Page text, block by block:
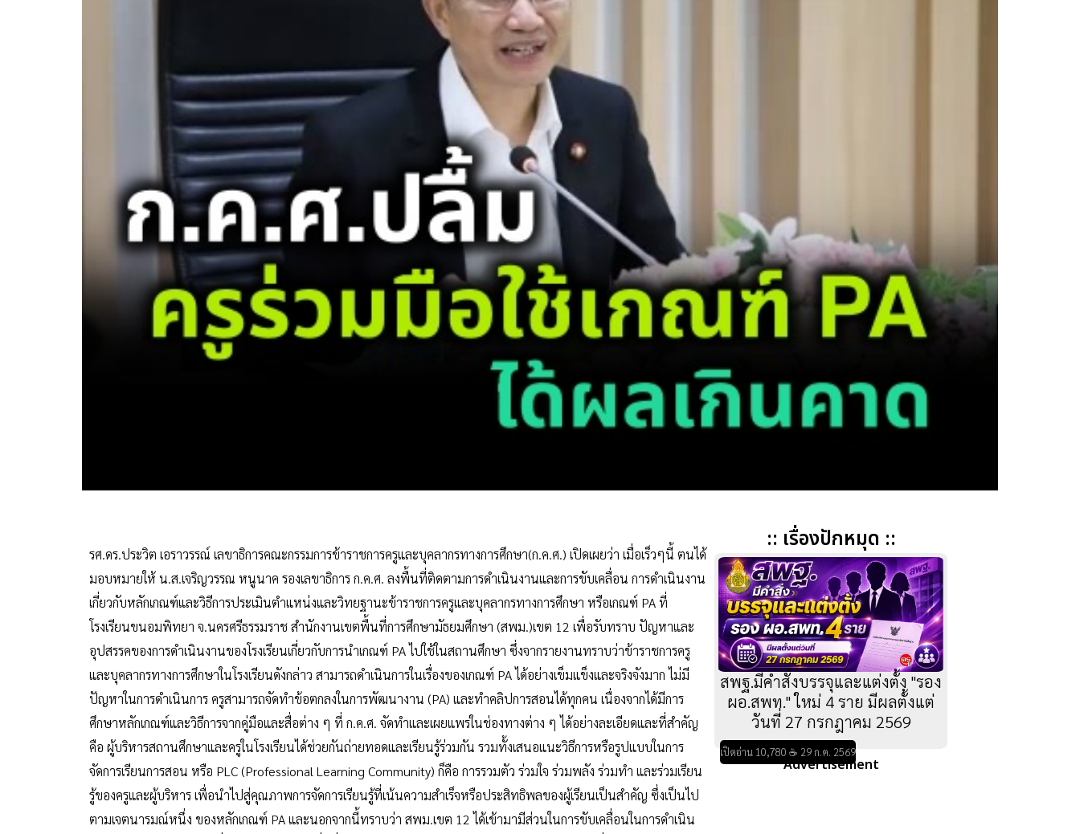
รศ.ดร.ประวิต เอราวรรณ์ เลขาธิการคณะกรรมการข้าราชการครูและบุคลากรทางการศึกษา(ก.ค.ศ.) เปิดเผยว่า เมื่อเร็วๆนี้ ตนได้
มอบหมายให้ น.ส.เจริญวรรณ หนูนาค รองเลขาธิการ ก.ค.ศ. ลงพื้นที่ติดตามการดำเนินงานและการขับเคลื่อน การดำเนินงาน
เกี่ยวกับหลักเกณฑ์และวิธีการประเมินตำแหน่งและวิทยฐานะข้าราชการครูและบุคลากรทางการศึกษา หรือเกณฑ์ PA ที่
โรงเรียนขนอมพิทยา จ.นครศรีธรรมราช สำนักงานเขตพื้นที่การศึกษามัธยมศึกษา (สพม.)เขต 12 เพื่อรับทราบ ปัญหาและ
อุปสรรคของการดำเนินงานของโรงเรียนเกี่ยวกับการนำเกณฑ์ PA ไปใช้ในสถานศึกษา ซึ่งจากรายงานทราบว่าข้าราชการครู
และบุคลากรทางการศึกษาในโรงเรียนดังกล่าว สามารถดำเนินการในเรื่องของเกณฑ์ PA ได้อย่างเข็มแข็งและจริงจังมาก ไม่มี
ปัญหาในการดำเนินการ ครูสามารถจัดทำข้อตกลงในการพัฒนางาน (PA) และทำคลิปการสอนได้ทุกคน เนื่องจากได้มีการ
ศึกษาหลักเกณฑ์และวิธีการจากคู่มือและสื่อต่าง ๆ ที่ ก.ค.ศ. จัดทำและเผยแพร่ในช่องทางต่าง ๆ ได้อย่างละเอียดและที่สำคัญ
คือ ผู้บริหารสถานศึกษาและครูในโรงเรียนได้ช่วยกันถ่ายทอดและเรียนรู้ร่วมกัน รวมทั้งเสนอแนะวิธีการหรือรูปแบบในการ
จัดการเรียนการสอน หรือ PLC (Professional Learning Community) ก็คือ การรวมตัว ร่วมใจ ร่วมพลัง ร่วมทำ และร่วมเรียน
รู้ของครูและผู้บริหาร เพื่อนำไปสู่คุณภาพการจัดการเรียนรู้ที่เน้นความสำเร็จหรือประสิทธิพลของผู้เรียนเป็นสำคัญ ซึ่งเป็นไป
ตามเจตนารมณ์หนึ่ง ของหลักเกณฑ์ PA และนอกจากนี้ทราบว่า สพม.เขต 12 ได้เข้ามามีส่วนในการขับเคลื่อนในการดำเนิน
:: เรื่องปักหมุด ::
สพฐ.มีคำสั่งบรรจุและแต่งตั้ง "รอง
ผอ.สพท." ใหม่ 4 ราย มีผลตั้งแต่
วันที่ 27 กรกฎาคม 2569
เปิดอ่าน 10,780 ☕ 29 ก.ค. 2569
Advertisement